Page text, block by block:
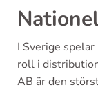
I Sverige
roll i
AB är den